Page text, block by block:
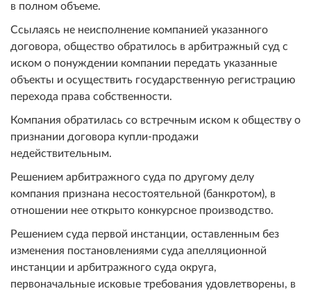
в полном объеме.
Ссылаясь не неисполнение компанией указанного
договора, общество обратилось в арбитражный суд с
иском о понуждении компании передать указанные
объекты и осуществить государственную регистрацию
перехода права собственности.
Компания обратилась со встречным иском к обществу о
признании договора купли-продажи
недействительным.
Решением арбитражного суда по другому делу
компания признана несостоятельной (банкротом), в
отношении нее открыто конкурсное производство.
Решением суда первой инстанции, оставленным без
изменения постановлениями суда апелляционной
инстанции и арбитражного суда округа,
первоначальные исковые требования удовлетворены, в